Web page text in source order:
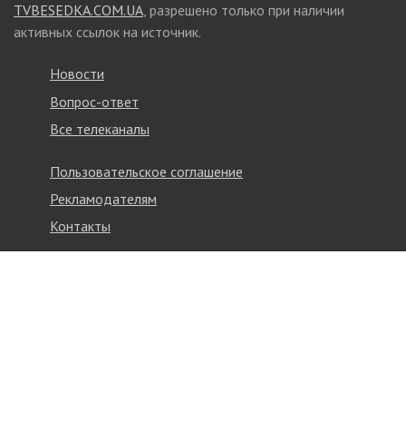
TVBESEDKA.COM.UA, разрешено только при наличии
активных ссылок на источник.
Новости
Вопрос-ответ
Все телеканалы
Пользовательское соглашение
Рекламодателям
Контакты